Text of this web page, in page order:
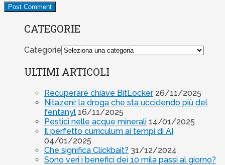
CATEGORIE
Categorie
ULTIMI ARTICOLI
Recuperare chiave BitLocker 26/11/2025
Nitazeni: la droga che sta uccidendo più del
fentanyl 16/11/2025
Pestici nelle acque minerali 14/01/2025
Il perfetto curriculum ai tempi di AI
04/01/2025
Che significa Clickbait? 31/12/2024
Sono veri i benefici dei 10 mila passi al giorno?